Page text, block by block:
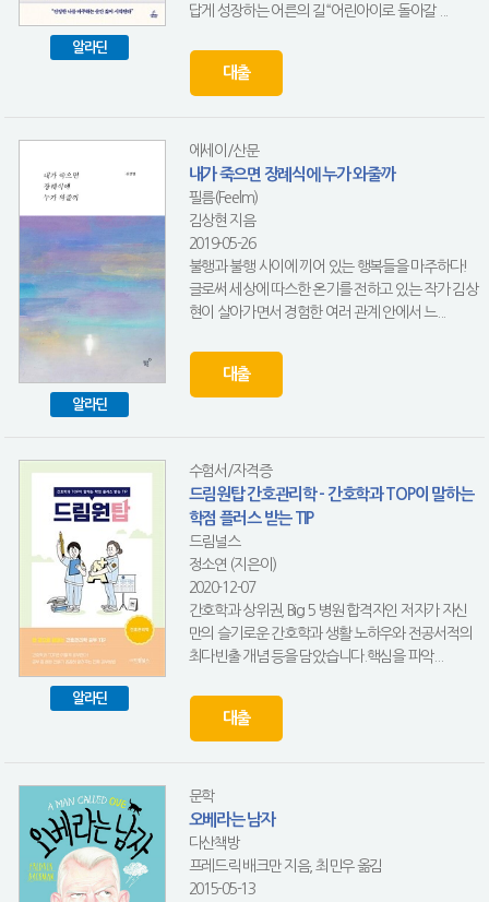
알라딘
답게 성장하는 어른의 길“어린아이로 돌아갈 ...
대출
알라딘
에세이/산문
내가 죽으면 장례식에 누가 와줄까
필름(Feelm)
김상현 지음
2019-05-26
불행과 불행 사이에 끼어 있는 행복들을 마주하다!
글로써 세상에 따스한 온기를 전하고 있는 작가 김상
현이 살아가면서 경험한 여러 관계 안에서 느...
대출
알라딘
수험서/자격증
드림원탑 간호관리학 - 간호학과 TOP이 말하는
학점 플러스 받는 TIP
드림널스
정소연 (지은이)
2020-12-07
간호학과 상위권, Big 5 병원 합격자인 저자가 자신
만의 슬기로운 간호학과 생활 노하우와 전공서적의
최다빈출 개념 등을 담았습니다.핵심을 파악...
대출
문학
오베라는 남자
다산책방
프레드릭 배크만 지음, 최민우 옮김
2015-05-13